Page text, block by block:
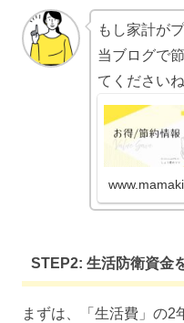
もし家計が
当ブログで
てくださいね
STEP2: 生活防衛資金
まずは、「生活費」の2